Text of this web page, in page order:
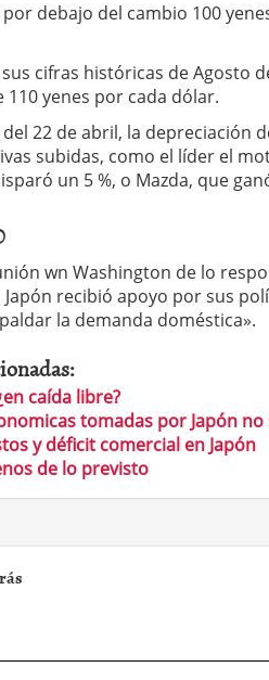
debajo del cambio 100
cifras históricas de Agosto
110 yenes por cada dólar.
22 de abril, la depreciación
subidas, como el líder el
un 5 %, o Mazda, que
wn Washington de lo
recibió apoyo por sus
la demanda doméstica».
caída libre?
tomadas por Japón
y déficit comercial en Japón
de lo previsto